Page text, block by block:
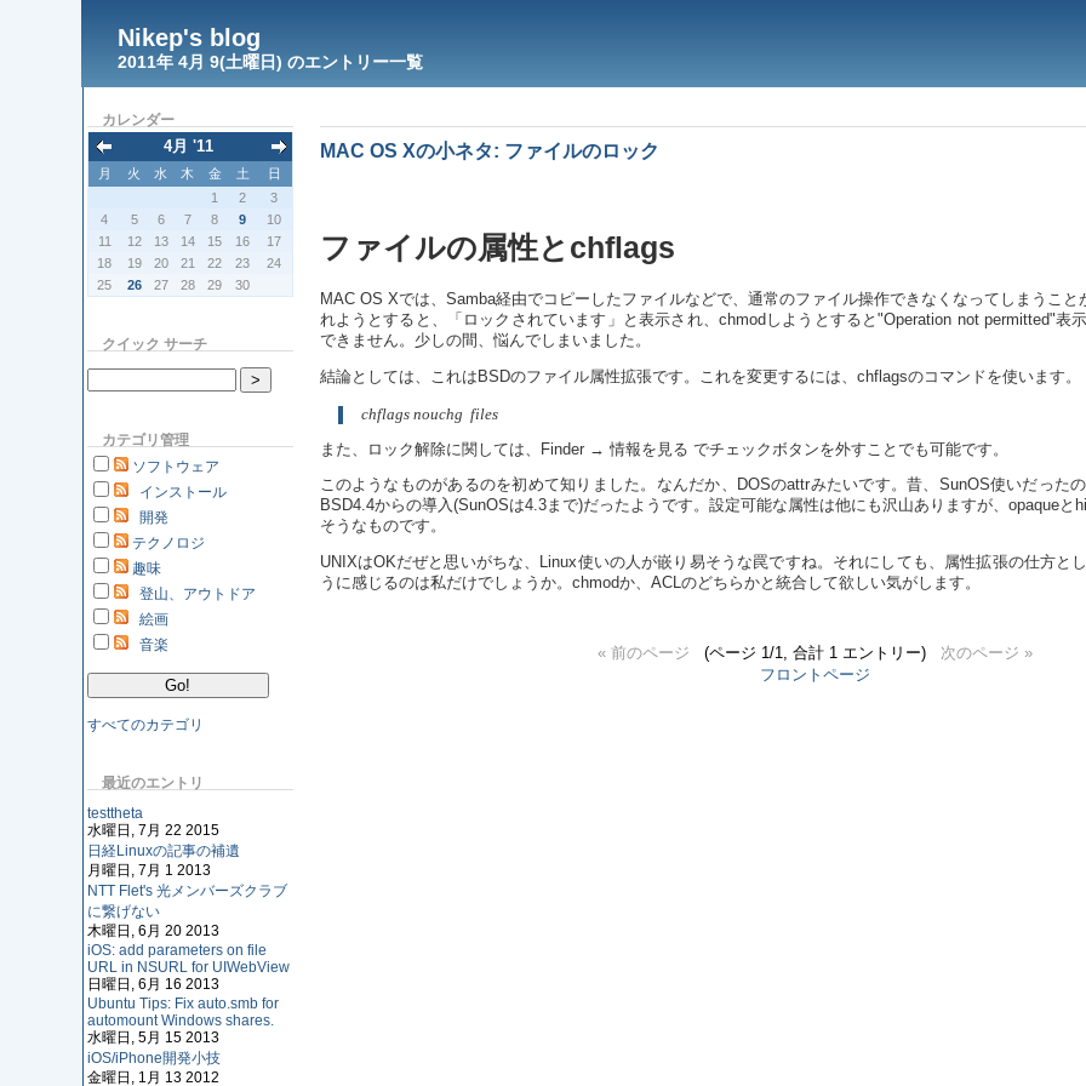
Nikep's blog
2011年 4月 9(土曜日) のエントリー一覧
カレンダー
4月 '11
月 火 水 木 金 土
日
1
2
3
4
5 6 7 8 9
10
11
12 13 14 15 16
17
18
19 20 21 22 23
24
25
26 27 28 29 30
クイック サーチ
カテゴリ管理
ソフトウェア
インストール
開発
テクノロジ
趣味
登山、アウトドア
絵画
音楽
すべてのカテゴリ
最近のエントリ
testtheta
水曜日, 7月 22 2015
日経Linuxの記事の補遺
月曜日, 7月 1 2013
NTT Flet's 光メンバーズクラブ
に繋げない
木曜日, 6月 20 2013
iOS: add parameters on file
URL in NSURL for UIWebView
日曜日, 6月 16 2013
Ubuntu Tips: Fix auto.smb for
automount Windows shares.
水曜日, 5月 15 2013
iOS/iPhone開発小技
金曜日, 1月 13 2012
MAC OS Xの小ネタ: ファイルのロック
ファイルの属性とchflags
MAC OS Xでは、Samba経由でコピーしたファイルなどで、通常のファイル操作できなくなってしまうこと
れようとすると、「ロックされています」と表示され、chmodしようとすると"Operation not permitted"表
できません。少しの間、悩んでしまいました。
結論としては、これはBSDのファイル属性拡張です。これを変更するには、chflagsのコマンドを使います。
chflags nouchg  files
また、ロック解除に関しては、Finder → 情報を見る でチェックボタンを外すことでも可能です。
このようなものがあるのを初めて知りました。なんだか、DOSのattrみたいです。昔、SunOS使いだった
BSD4.4からの導入(SunOSは4.3まで)だったようです。設定可能な属性は他にも沢山ありますが、opaqueと
そうなものです。
UNIXはOKだぜと思いがちな、Linux使いの人が嵌り易そうな罠ですね。それにしても、属性拡張の仕方と
うに感じるのは私だけでしょうか。chmodか、ACLのどちらかと統合して欲しい気がします。
« 前のページ (ページ 1/1, 合計 1 エントリー) 次のページ »
フロントページ